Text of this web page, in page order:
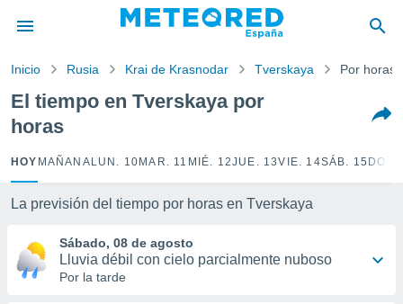
por
para
la
calidad.
a este
las
y
forma
Inicio Rusia Krai de Krasnodar Tverskaya Por horas
El tiempo en Tverskaya por
horas
HOY MAÑANA LUN. 10 MAR. 11 MIÉ. 12JUE. 13VIE. 14SÁB. 15
La previsión del tiempo por horas en Tverskaya
Sábado, 08 de agosto
Lluvia débil con cielo parcialmente nuboso
Por la tarde